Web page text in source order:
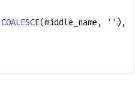
COALESCE(middle_name, '' ),